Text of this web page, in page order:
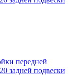
передней
задней подвески